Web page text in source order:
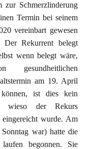
zur Schmerzlinderung
Termin bei seinem
vereinbart gewesen
Der Rekurrent belegt
wenn belegt wäre,
am 19. April
ist dies kein
wieso der Rekurs
wurde. Am
war) hatte die
begonnen. Sie